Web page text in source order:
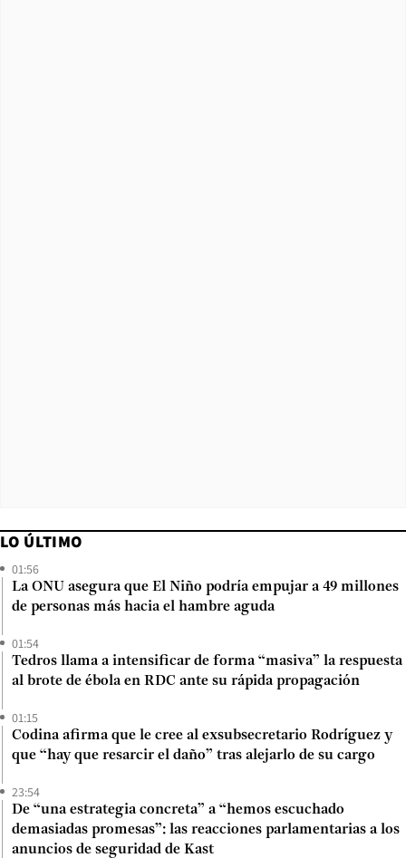
LO ÚLTIMO
01:56
La ONU asegura que El Niño podría empujar a 49 millones
de personas más hacia el hambre aguda
01:54
Tedros llama a intensificar de forma “masiva” la respuesta
al brote de ébola en RDC ante su rápida propagación
01:15
Codina afirma que le cree al exsubsecretario Rodríguez y
que “hay que resarcir el daño” tras alejarlo de su cargo
23:54
De “una estrategia concreta” a “hemos escuchado
demasiadas promesas”: las reacciones parlamentarias a los
anuncios de seguridad de Kast